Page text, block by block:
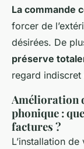
La commande
forcer de
désirées. De
préserve
regard
Amélioration
phonique :
factures ?
L’installation